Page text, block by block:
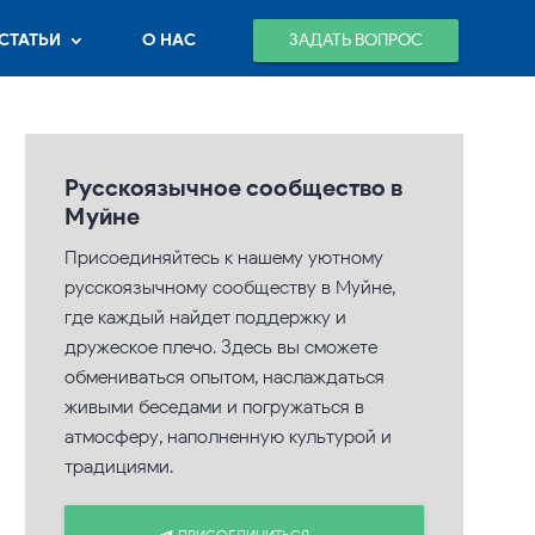
О НАС ЗАДАТЬ ВОПРОС
Русскоязычное сообщество в
Муйне
Присоединяйтесь к нашему уютному
русскоязычному сообществу в Муйне,
где каждый найдет поддержку и
дружеское плечо. Здесь вы сможете
обмениваться опытом, наслаждаться
живыми беседами и погружаться в
атмосферу, наполненную культурой и
традициями.